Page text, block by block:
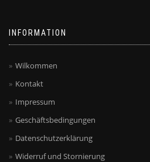
INFORMATION
Wilkommen
Kontakt
Impressum
Geschäftsbedingungen
Datenschutzerklärung
Widerruf und Stornierung